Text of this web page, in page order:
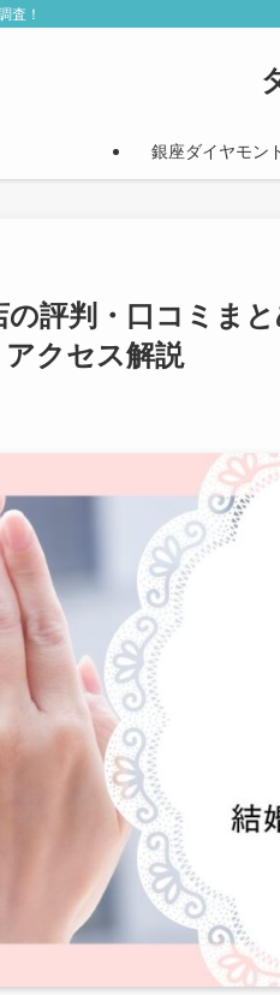
査！
銀座ダイヤモン
評判・口コミま
クセス解説